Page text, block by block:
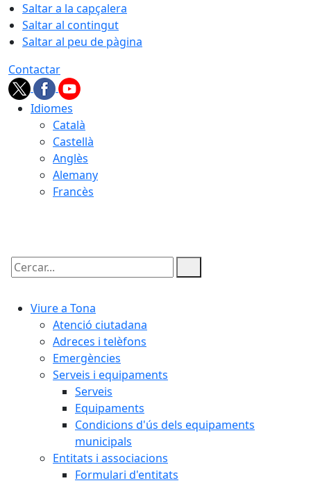
Saltar a la capçalera
Saltar al contingut
Saltar al peu de pàgina
Contactar
Idiomes
Català
Castellà
Anglès
Alemany
Francès
Cercar:
Viure a Tona
Atenció ciutadana
Adreces i telèfons
Emergències
Serveis i equipaments
Serveis
Equipaments
Condicions d'ús dels equipaments
municipals
Entitats i associacions
Formulari d'entitats